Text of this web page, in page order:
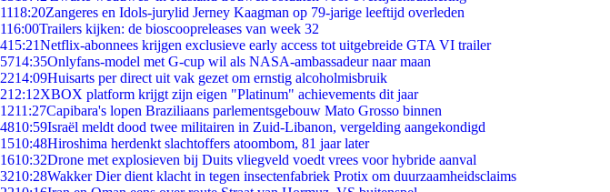
1118:20Zangeres en Idols-jurylid Jerney Kaagman op 79-jarige leeftijd overleden
116:00Trailers kijken: de bioscoopreleases van week 32
415:21Netflix-abonnees krijgen exclusieve early access tot uitgebreide GTA VI trailer
5714:35Onlyfans-model met G-cup wil als NASA-ambassadeur naar maan
2214:09Huisarts per direct uit vak gezet om ernstig alcoholmisbruik
212:12XBOX platform krijgt zijn eigen "Platinum" achievements dit jaar
1211:27Capibara's lopen Braziliaans parlementsgebouw Mato Grosso binnen
4810:59Israël meldt dood twee militairen in Zuid-Libanon, vergelding aangekondigd
1510:48Hiroshima herdenkt slachtoffers atoombom, 81 jaar later
1610:32Drone met explosieven bij Duits vliegveld voedt vrees voor hybride aanval
3210:28Wakker Dier dient klacht in tegen insectenfabriek Protix om duurzaamheidsclaims